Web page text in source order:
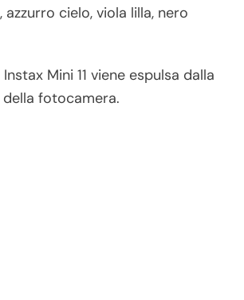
cielo, viola lilla, nero
Mini 11 viene espulsa dalla
fotocamera.